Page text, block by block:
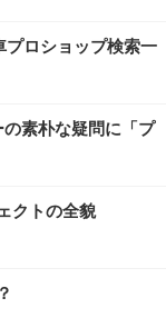
ロショップ検索一
の素朴な疑問に「プ
クトの全貌